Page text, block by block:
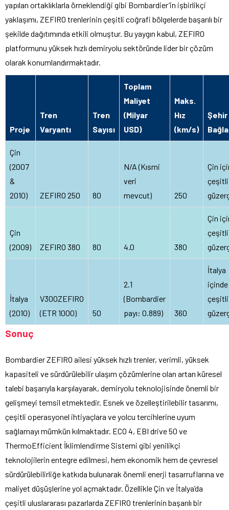
yapılan ortaklıklarla örneklendiği gibi Bombardier’in işbirlikçi
yaklaşımı, ZEFIRO trenlerinin çeşitli coğrafi bölgelerde başarılı bir
şekilde dağıtımında etkili olmuştur. Bu yaygın kabul, ZEFIRO
platformunu yüksek hızlı demiryolu sektöründe lider bir çözüm
olarak konumlandırmaktadır.
Proje
Tren
Varyantı
Tren
Sayısı
Toplam
Maliyet
(Milyar
USD)
Maks.
Hız
(km/s)
Şehir
Çin
(2007
&
2010)
ZEFIRO 250 80
N/A (Kısmi
veri
mevcut)
250
Çin
çeşitli
Çin
(2009)
ZEFIRO 380 80 4.0 380
Çin
çeşitli
İtalya
(2010)
V300ZEFIRO
(ETR 1000)
50
2.1
(Bombardier
payı: 0.889)
360
İtalya
içinde
çeşitli
Sonuç
Bombardier ZEFIRO ailesi yüksek hızlı trenler, verimli, yüksek
kapasiteli ve sürdürülebilir ulaşım çözümlerine olan artan küresel
talebi başarıyla karşılayarak, demiryolu teknolojisinde önemli bir
gelişmeyi temsil etmektedir. Esnek ve özelleştirilebilir tasarımı,
çeşitli operasyonel ihtiyaçlara ve yolcu tercihlerine uyum
sağlamayı mümkün kılmaktadır. ECO 4, EBI drive 50 ve
ThermoEfficient İklimlendirme Sistemi gibi yenilikçi
teknolojilerin entegre edilmesi, hem ekonomik hem de çevresel
sürdürülebilirliğe katkıda bulunarak önemli enerji tasarruflarına ve
maliyet düşüşlerine yol açmaktadır. Özellikle Çin ve İtalya’da
çeşitli uluslararası pazarlarda ZEFIRO trenlerinin başarılı bir